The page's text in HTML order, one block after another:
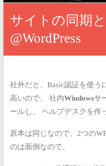
サイトの同期
@WordPress
社外だと、Basic認証を使う
高いので、
社内Windowsサ
ールし、
ヘルプデスクを作
原本は同じなので、2つの
のは面倒なので、